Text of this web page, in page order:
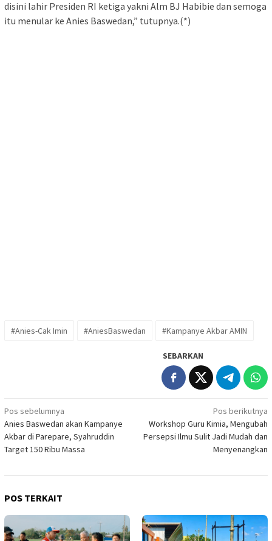
disini lahir Presiden RI ketiga yakni Alm BJ Habibie dan semoga
itu menular ke Anies Baswedan,” tutupnya.(*)
#Anies-Cak Imin #AniesBaswedan #Kampanye Akbar AMIN
SEBARKAN
Navigasi
pos
Pos sebelumnya
Anies Baswedan akan Kampanye
Akbar di Parepare, Syahruddin
Target 150 Ribu Massa
Pos berikutnya
Workshop Guru Kimia, Mengubah
Persepsi Ilmu Sulit Jadi Mudah dan
Menyenangkan
POS TERKAIT